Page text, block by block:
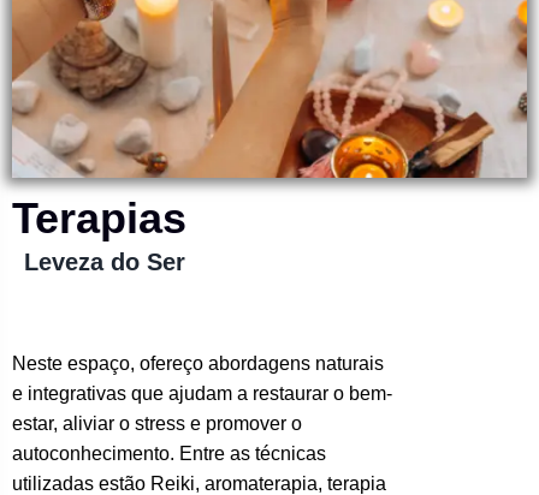
Terapias
Leveza do Ser
Neste espaço, ofereço abordagens naturais
e integrativas que ajudam a restaurar o bem-
estar, aliviar o stress e promover o
autoconhecimento. Entre as técnicas
utilizadas estão Reiki, aromaterapia, terapia